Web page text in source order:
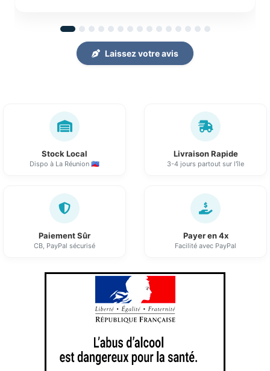
Laissez votre avis
Stock Local
Dispo à La Réunion 🇷🇪
Livraison Rapide
3-4 jours partout sur l'île
Paiement Sûr
CB, PayPal sécurisé
Payer en 4x
Facilité avec PayPal